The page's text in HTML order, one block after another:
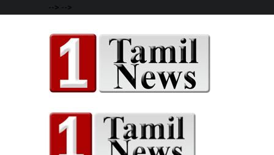
--> -->